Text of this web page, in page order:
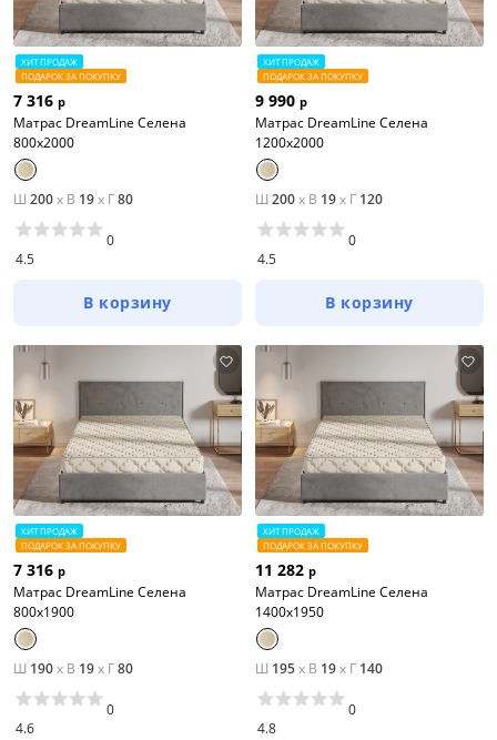
ХИТ ПРОДАЖ
ПОДАРОК ЗА ПОКУПКУ
7 316 р
Матрас DreamLine Селена
800x2000
Ш 200x В 19x Г80
4.5
0
В корзину
ХИТ ПРОДАЖ
ПОДАРОК ЗА ПОКУПКУ
9 990 р
Матрас DreamLine Селена
1200x2000
Ш 200x В 19x Г 120
4.5
0
В корзину
ХИТ ПРОДАЖ
ПОДАРОК ЗА ПОКУПКУ
7 316 р
Матрас DreamLine Селена
800x1900
Ш 190x В 19x Г80
4.6
0
ХИТ ПРОДАЖ
ПОДАРОК ЗА ПОКУПКУ
11 282 р
Матрас DreamLine Селена
1400x1950
Ш 195x В 19x Г 140
4.8
0